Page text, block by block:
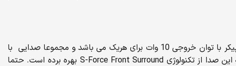
تلویزیون 55 اینچ A8G سونی صدایی شفاف و با کیفیت عالی را با وضوح بالا به گوش کاربران می رساند. این تلویزیون شامل چهار اسپیکر با توان خروجی 10 وات برای هریک می باشد و مجموعا صدایی با
توان خروجی 40 وات را در فضا پخش می کند. از ویژگی های فوق العاده این تلویزیون ارائه صدای فراگیر می باشدکه برای تولید و ارائه این صدا از تکنولوژی S-Force Front Surround بهره برده است. حتما